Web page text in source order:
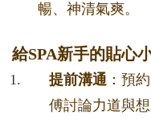
暢、神清氣爽。
給SPA新手的貼心
提前溝通 ：預
傅討論力道與想